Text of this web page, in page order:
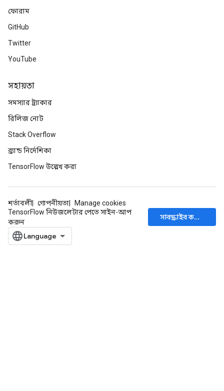
ফোরাম
GitHub
Twitter
YouTube
সহায়তা
সমস্যার ট্র্যাকার
রিলিজ নোট
Stack Overflow
ব্র্যান্ড নির্দেশিকা
TensorFlow উল্লেখ করা
শর্তাবলী গোপনীয়তা
Manage cookies
TensorFlow নিউজলেটার পেতে সাইন-আপ
করুন
সাবস্ক্রাইব করুন